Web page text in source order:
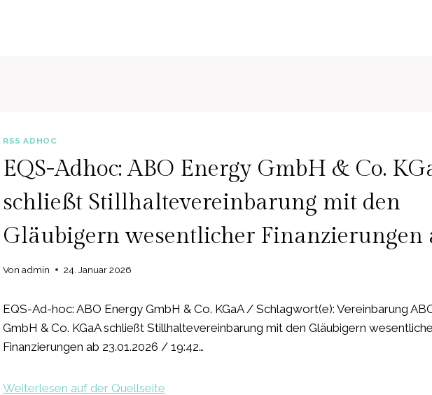
RSS ADHOC
EQS-Adhoc: ABO Energy GmbH & Co.
schließt Stillhaltevereinbarung mit den
Gläubigern wesentlicher Finanzierungen
Von admin 24. Januar 2026
EQS-Ad-hoc: ABO Energy GmbH & Co. KGaA / Schlagwort(e): Vereinbarung
GmbH & Co. KGaA schließt Stillhaltevereinbarung mit den Gläubigern
Finanzierungen ab 23.01.2026 / 19:42…
Weiterlesen auf der Quellseite